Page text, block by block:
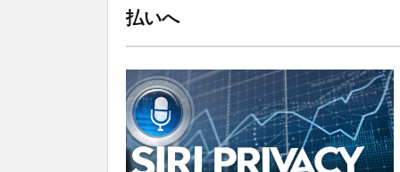
払いへ